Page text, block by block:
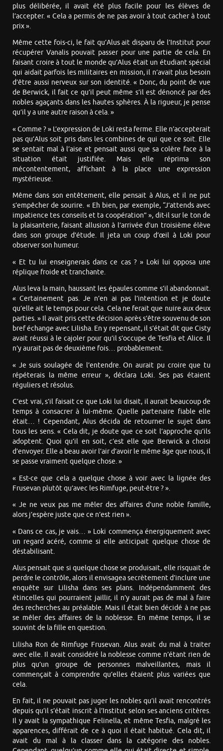
plus délibérée, il avait été plus facile pour les élèves de
l’accepter. « Cela a permis de ne pas avoir à tout cacher à tout
prix ».
Même cette fois-ci, le fait qu’Alus ait disparu de l’Institut pour
récupérer Vanalis pouvait passer pour une partie de cela. En
faisant croire à tout le monde qu’Alus était un étudiant spécial
qui aidait parfois les militaires en mission, il n’avait plus besoin
d’être aussi nerveux sur son identité. « Donc, du point de vue
de Berwick, il fait ce qu’il peut même s’il est dénoncé par des
nobles agaçants dans les hautes sphères. À la rigueur, je pense
qu’il y a une autre raison à cela. »
« Comme ? » L’expression de Loki resta ferme. Elle n’accepterait
pas qu’Alus soit pris dans les combines de qui que ce soit. Elle
se sentait mal à l’aise et pensait aussi que sa colère face à la
situation était justifiée. Mais elle réprima son
mécontentement, affichant à la place une expression
mystérieuse.
Même dans son entêtement, elle pensait à Alus, et il ne put
s’empêcher de sourire. « Eh bien, par exemple, “J’attends avec
impatience tes conseils et ta coopération” », dit-il sur le ton de
la plaisanterie, faisant allusion à l’arrivée d’un troisième élève
dans son groupe d’étude. Il jeta un coup d’œil à Loki pour
observer son humeur.
« Et tu lui enseignerais dans ce cas ? » Loki lui opposa une
réplique froide et tranchante.
Alus leva la main, haussant les épaules comme s’il abandonnait.
« Certainement pas. Je n’en ai pas l’intention et je doute
qu’elle ait le temps pour cela. Cela ne ferait que nuire aux deux
parties. » Il avait pris cette décision après s’être souvenu de son
bref échange avec Lilisha. En y repensant, il s’était dit que Cisty
avait réussi à le cajoler pour qu’il s’occupe de Tesfia et Alice. Il
n’y aurait pas de deuxième fois… probablement.
« Je suis soulagée de l’entendre. On aurait pu croire que tu
répéterais la même erreur », déclara Loki. Ses pas étaient
réguliers et résolus.
C’est vrai, s’il faisait ce que Loki lui disait, il aurait beaucoup de
temps à consacrer à lui-même. Quelle partenaire fiable elle
était… ! Cependant, Alus décida de retourner le sujet dans
tous les sens. « Cela dit, je doute que ce soit l’approche qu’ils
adoptent. Quoi qu’il en soit, c’est elle que Berwick a choisi
d’envoyer. Elle a beau avoir l’air d’avoir le même âge que nous, il
se passe vraiment quelque chose. »
« Est-ce que cela a quelque chose à voir avec la lignée des
Frusevan plutôt qu’avec les Rimfuge, peut-être ? ».
« Je ne veux pas me mêler des affaires d’une noble famille,
alors j’espère juste que ce n’est rien ».
« Dans ce cas, je vais… » Loki commença énergiquement avec
un regard acéré, comme si elle anticipait quelque chose de
déstabilisant.
Alus pensait que si quelque chose se produisait, elle risquait de
perdre le contrôle, alors il envisagea secrètement d’inclure une
enquête sur Lilisha dans ses plans. Indépendamment des
étincelles qui pourraient jaillir, il n’y aurait pas de mal à faire
des recherches au préalable. Mais il était bien décidé à ne pas
se mêler des affaires de la noblesse. En même temps, il se
souvint de la fille en question.
Lilisha Ron de Rimfuge Frusevan. Alus avait du mal à traiter
avec elle. Il avait considéré la noblesse comme n’étant rien de
plus qu’un groupe de personnes malveillantes, mais il
commençait à comprendre qu’elles étaient plus variées que
cela.
En fait, il ne pouvait pas juger les nobles qu’il avait rencontrés
depuis qu’il s’était inscrit à l’Institut selon ses anciens critères.
Il y avait la sympathique Felinella, et même Tesfia, malgré les
apparences, différait de ce à quoi il était habitué. Cela dit, il
avait du mal à la classer dans la catégorie des nobles.